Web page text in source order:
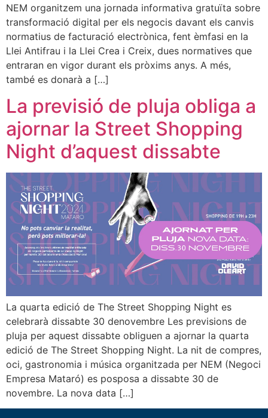
NEM organitzem una jornada informativa gratuïta sobre
transformació digital per els negocis davant els canvis
normatius de facturació electrònica, fent èmfasi en la
Llei Antifrau i la Llei Crea i Creix, dues normatives que
entraran en vigor durant els pròxims anys. A més,
també es donarà a […]
La previsió de pluja obliga a
ajornar la Street Shopping
Night d’aquest dissabte
La quarta edició de The Street Shopping Night es
celebrarà dissabte 30 denovembre Les previsions de
pluja per aquest dissabte obliguen a ajornar la quarta
edició de The Street Shopping Night. La nit de compres,
oci, gastronomia i música organitzada per NEM (Negoci
Empresa Mataró) es posposa a dissabte 30 de
novembre. La nova data […]